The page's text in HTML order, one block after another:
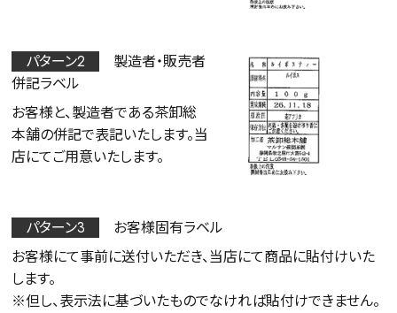
パターン2
製造者・販売者
併記ラベル
お客様と、製造者である茶卸総
本舗の併記で表記いたします。当
店にてご用意いたします。
パターン3
お客様固有ラベル
お客様にて事前に送付いただき、当店にて商品に貼付けいた
します。
※但し、表示法に基づいたものでなければ貼付けできません。